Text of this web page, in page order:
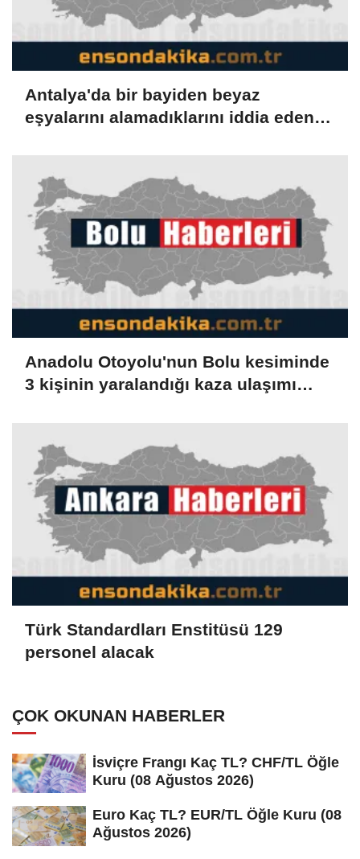
Antalya'da bir bayiden beyaz
eşyalarını alamadıklarını iddia eden
Anadolu Otoyolu'nun Bolu kesiminde
3 kişinin yaralandığı kaza ulaşımı
Türk Standardları Enstitüsü 129
personel alacak
ÇOK OKUNAN HABERLER
İsviçre Frangı Kaç TL? CHF/TL Öğle
Kuru (08 Ağustos 2026)
Euro Kaç TL? EUR/TL Öğle Kuru (08
Ağustos 2026)